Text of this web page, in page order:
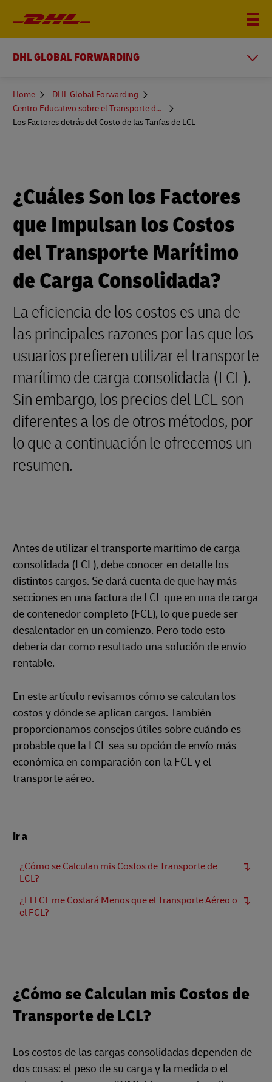
DHL GLOBAL FORWARDING
You
here
Home
DHL Global Forwarding
Centro Educativo sobre el Transporte de Mercancías
Los Factores detrás del Costo de las Tarifas de LCL
¿Cuáles Son los Factores
que Impulsan los Costos
del Transporte Marítimo
de Carga Consolidada?
La eficiencia de los costos es una de
las principales razones por las que los
usuarios prefieren utilizar el transporte
marítimo de carga consolidada (LCL).
Sin embargo, los precios del LCL son
diferentes a los de otros métodos, por
lo que a continuación le ofrecemos un
resumen.
Antes de utilizar el transporte marítimo de carga
consolidada (LCL), debe conocer en detalle los
distintos cargos. Se dará cuenta de que hay más
secciones en una factura de LCL que en una de carga
de contenedor completo (FCL), lo que puede ser
desalentador en un comienzo. Pero todo esto
debería dar como resultado una solución de envío
rentable.
En este artículo revisamos cómo se calculan los
costos y dónde se aplican cargos. También
proporcionamos consejos útiles sobre cuándo es
probable que la LCL sea su opción de envío más
económica en comparación con la FCL y el
transporte aéreo.
Ir a
¿Cómo se Calculan mis Costos de Transporte de
LCL?
¿El LCL me Costará Menos que el Transporte Aéreo o
el FCL?
¿Cómo se Calculan mis Costos de
Transporte de LCL?
Los costos de las cargas consolidadas dependen de
dos cosas: el peso de su carga y la medida o el